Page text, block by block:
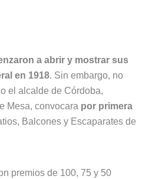
a abrir y mostrar sus
en 1918. Sin embargo, no
el alcalde de Córdoba,
Mesa, convocara por primera
Balcones y Escaparates de
premios de 100, 75 y 50